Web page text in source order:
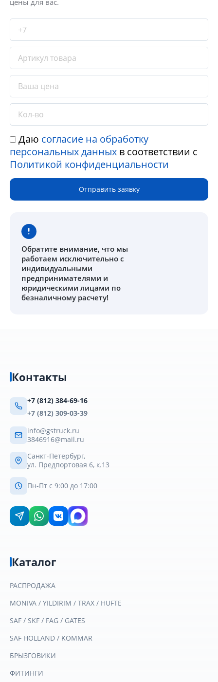
Даю согласие на обработку
персональных данных в соответствии с
Политикой конфиденциальности
Отправить заявку
Обратите внимание, что мы
работаем исключительно с
индивидуальными
предпринимателями и
юридическими лицами по
безналичному расчету!
Контакты
+7 (812) 384-69-16
+7 (812) 309-03-39
info@gstruck.ru
3846916@mail.ru
Санкт-Петербург,
ул. Предпортовая 6, к.13
Пн-Пт с 9:00 до 17:00
Каталог
РАСПРОДАЖА
MONIVA / YILDIRIM / TRAX / HUFTE
SAF / SKF / FAG / GATES
SAF HOLLAND / KOMMAR
БРЫЗГОВИКИ
ФИТИНГИ